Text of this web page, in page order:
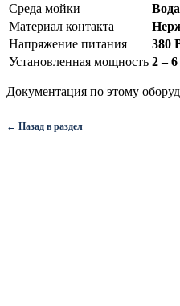
Среда мойки
Материал контакта
Напряжение питания
380
Установленная мощность 2 –
Документация по этому
← Назад в раздел